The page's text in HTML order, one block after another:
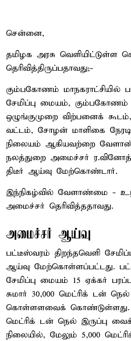
சென்னை,
தமிழக அரசு வெளியிட்டுள்ள
தெரிவித்திருப்பதாவது;-
கும்பகோணம் மாநகராட்சியில்
சேமிப்பு மையம்,
ஒழுங்குமுறை விற்பனைக்
வட்டம், சோழன் மாளிகை
நிலையம் ஆகியவற்றை
நலத்துறை அமைச்சர் ர.வினோத்
திடீர் ஆய்வு மேற்கொண்டார்.
இந்நிகழ்வில் வேளாண்மை -
அமைச்சர் தெரிவித்ததாவது.
அமைச்சர் ஆய்வு
பட்டீஸ்வரம் திறந்தவெளி
ஆய்வு மேற்கொள்ளப்பட்டது.
சேமிப்பு மையம் 15 ஏக்கர்
சுமார் 30,000 மெட்ரிக் டன் நெல்
கொள்ளளவைக் கொண்டுள்ளது.
மெட்ரிக் டன் நெல் இருப்பு
நிலையில், மேலும் 5,000